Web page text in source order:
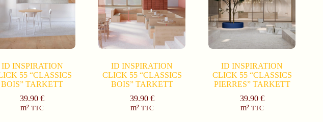
ID INSPIRATION
55 “CLASSICS
BOIS” TARKETT
39.90 €
m² TTC
ID INSPIRATION
CLICK 55 “CLASSICS
BOIS” TARKETT
39.90 €
m² TTC
ID INSPIRATION
CLICK 55 “CLASSICS
PIERRES” TARKETT
39.90 €
m² TTC